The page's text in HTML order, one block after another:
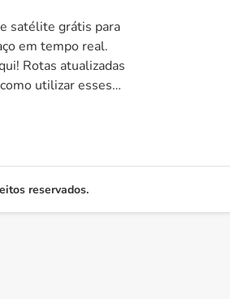
satélite grátis para
em tempo real.
Rotas atualizadas
utilizar esses
reservados.